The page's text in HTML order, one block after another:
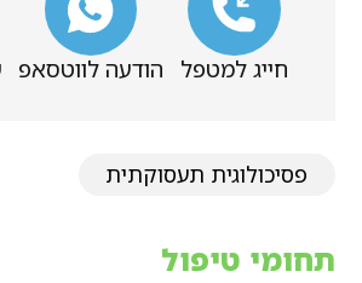
חייג למטפל הודעה לווטסאפ
פסיכולוגית תעסוקתית
תחומי טיפול